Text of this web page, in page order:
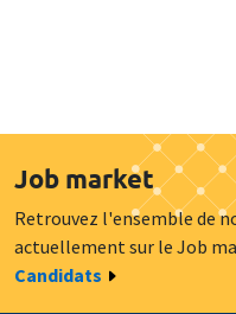
Job market
Retrouvez l'ensemble de
actuellement sur le Job
Candidats